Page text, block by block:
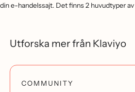
din e-handelssajt. Det finns 2 huvudtyper
Utforska mer från Klaviyo
COMMUNITY